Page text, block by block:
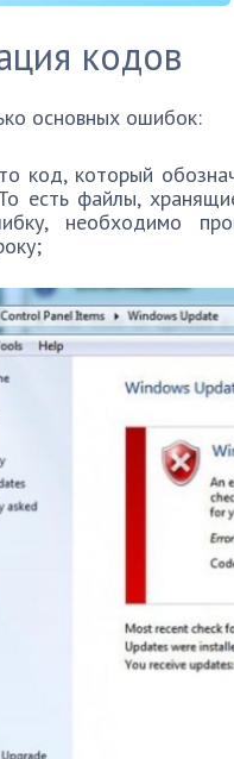
кодов
основных ошибок:
код, который
есть файлы,
необходимо